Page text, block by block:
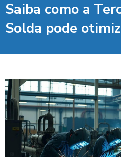
Saiba como a
Solda pode